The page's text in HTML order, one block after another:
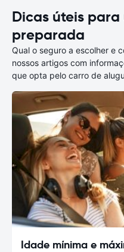
Dicas úteis
preparada
Qual o seguro a escolher e
nossos artigos com
que opta pelo carro de
Idade mínima e